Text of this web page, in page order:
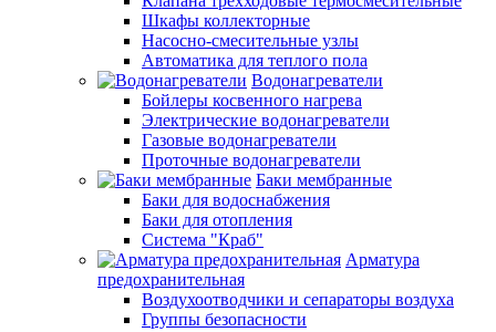
Шкафы коллекторные
Насосно-смесительные узлы
Автоматика для теплого пола
Водонагреватели
Бойлеры косвенного нагрева
Электрические водонагреватели
Газовые водонагреватели
Проточные водонагреватели
Баки мембранные
Баки для водоснабжения
Баки для отопления
Система "Краб"
Арматура
предохранительная
Воздухоотводчики и сепараторы воздуха
Группы безопасности